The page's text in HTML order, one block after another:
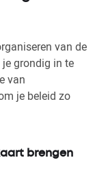
van de
grondig in te
van
je beleid zo
brengen